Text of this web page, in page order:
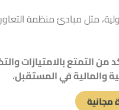
من التمتع بالامتيازات
والمالية في المستقبل.
مجانية